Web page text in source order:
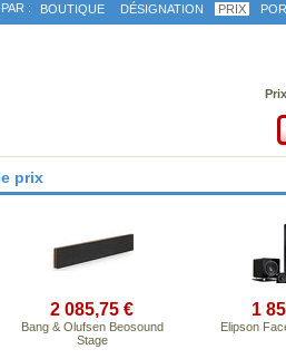
: BOUTIQUE DÉSIGNATION PRIX
prix
2 085,75 €
Bang & Olufsen Beosound
Stage
1
Elipson